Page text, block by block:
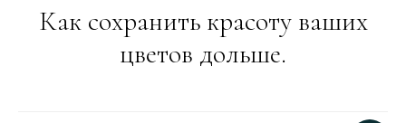
Как сохранить красоту ваших
цветов дольше.